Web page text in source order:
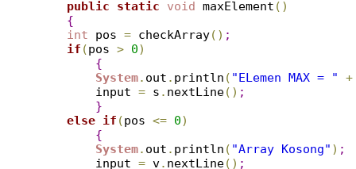
public
static void maxElement ( )
{
int pos = checkArray( ) ;
if (pos > 0)
{
System. out . println ( "ELemen MAX = " +
        input
= s . nextLine( ) ;
}
else if (pos <= 0)
{
System. out . println ( "Array Kosong" ) ;
        input
= v. nextLine( ) ;